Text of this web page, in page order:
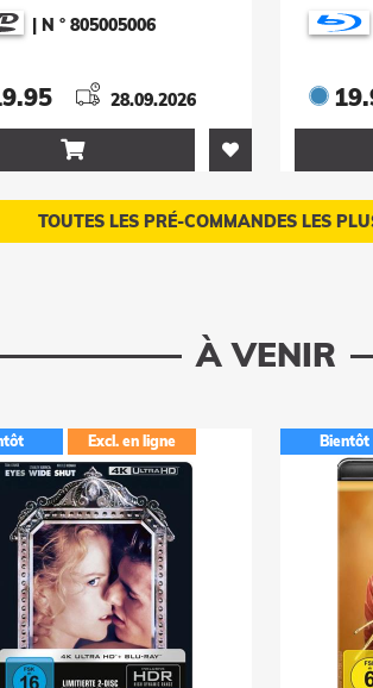
| N ° 805005006
28.09.2026

TOUTES LES PRÉ-COMMANDES LES
À VENIR
Excl. en ligne Bientôt